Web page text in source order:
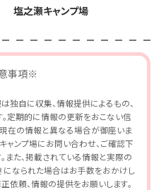
塩之瀬キャンプ場
事項※
独自に収集、情報提供によるもの、
定期的に情報の更新をおこない信
在の情報と異なる場合が御座いま
ャンプ場にお問い合わせ、ご確認下
また、掲載されている情報と実際の
なられた場合はお手数をおかけし
依頼、情報の提供をお願いします。